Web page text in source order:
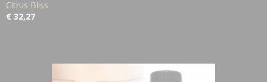
Citrus Bliss
€ 32,27